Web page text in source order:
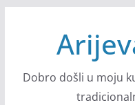
Dobro došli u moju